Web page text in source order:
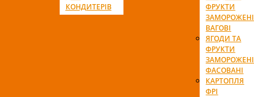
КОНДИТЕРІВ
ФРУКТИ
ЗАМОРОЖЕНІ
ВАГОВІ
ЯГОДИ ТА
ФРУКТИ
ЗАМОРОЖЕНІ
ФАСОВАНІ
КАРТОПЛЯ
ФРІ